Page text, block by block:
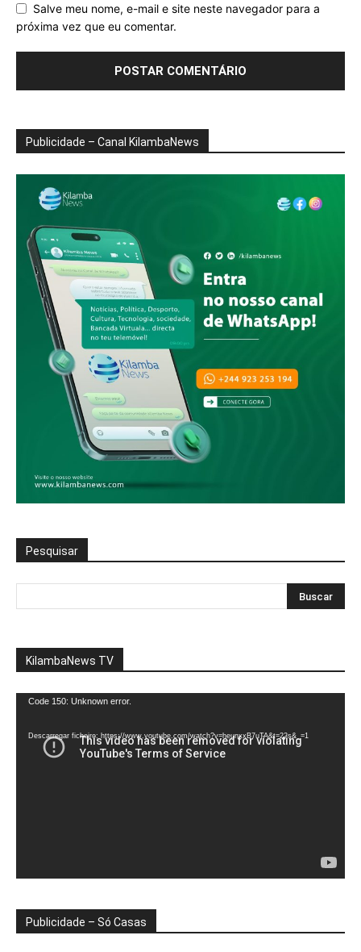
Salve meu nome, e-mail e site neste navegador para a
próxima vez que eu comentar.
Publicidade – Canal KilambaNews
Pesquisar
KilambaNews TV
Reprodutor
vídeo
Code 150: Unknown error.
Descarregar ficheiro: https://www.youtube.com/watch?v=heunxxB7uTA&t=22s&_=1
Publicidade – Só Casas